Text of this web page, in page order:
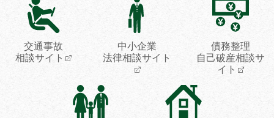
交通事故
相談サイト
中小企業
法律相談サイト
債務整理
自己破産相談サ
イト